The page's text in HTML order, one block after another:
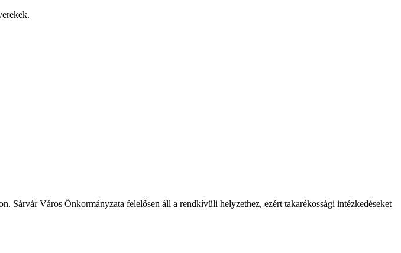
Sárvár Város Önkormányzata felelősen áll a rendkívüli helyzethez, ezért takarékossági intézkedéseket